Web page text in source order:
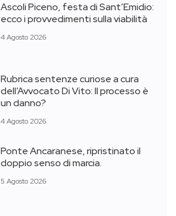
Ascoli Piceno, festa di Sant’Emidio:
ecco i provvedimenti sulla viabilità
4 Agosto 2026
Rubrica sentenze curiose a cura
dell’Avvocato Di Vito: Il processo è
un danno?
4 Agosto 2026
Ponte Ancaranese, ripristinato il
doppio senso di marcia.
5 Agosto 2026